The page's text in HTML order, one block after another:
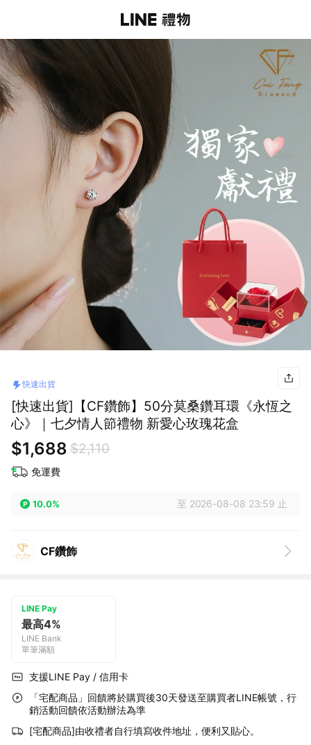
快速出貨
[快速出貨]【CF鑽飾】50分莫桑鑽耳環《永恆之
心》｜七夕情人節禮物 新愛心玫瑰花盒
$1,688 $2,110
免運費
10.0% 至 2026-08-08 23:59 止
CF鑽飾
LINE Pay
最高4%
LINE Bank
單筆滿額
支援LINE Pay / 信用卡
「宅配商品」回饋將於購買後30天發送至購買者LINE帳號，行
銷活動回饋依活動辦法為準
[宅配商品]由收禮者自行填寫收件地址，便利又貼心。